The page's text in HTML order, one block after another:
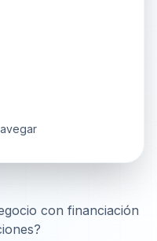
con financiación